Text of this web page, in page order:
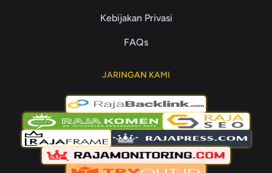
Kebijakan Privasi
FAQs
JARINGAN KAMI